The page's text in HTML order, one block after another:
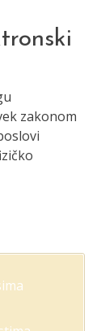
zakonom